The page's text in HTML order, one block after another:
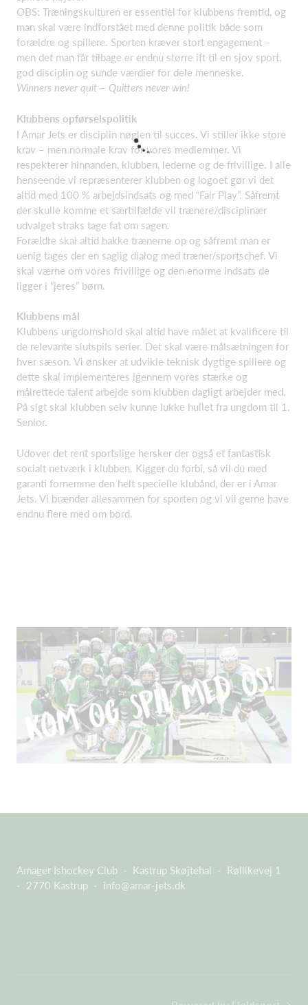
OBS: Træningskulturen er essentiel for klubbens fremtid, og
man skal være indforstået med denne politik både som
forældre og spillere. Sporten kræver stort engagement –
men det man får tilbage er endnu større ift til en sjov sport,
god disciplin og sunde værdier for dele menneske.
Winners never quit – Quitters never win!
Klubbens opførselspolitik
I Amar Jets er disciplin nøglen til succes. Vi stiller ikke store
krav – men normale krav for vores medlemmer. Vi
respekterer hinnanden, klubben, lederne og de frivillige. I alle
henseende vi repræsenterer klubben og logoet gør vi det
altid med 100 % arbejdsindsats og med “Fair Play”. Såfremt
der skulle komme et særtilfælde vil trænere/disciplinær
udvalget straks tage fat om sagen.
Forældre skal altid bakke trænerne op og såfremt man er
uenig tages der en saglig dialog med træner/sportschef. Vi
skal værne om vores frivillige og den enorme indsats de
ligger i “jeres” børn.
Klubbens mål
Klubbens ungdomshold skal altid have målet at kvalificere til
de relevante slutspils serier. Det skal være målsætningen for
hver sæson. Vi ønsker at udvikle teknisk dygtige spillere og
dette skal implementeres igennem vores stærke og
målrettede talent arbejde som klubben dagligt arbejder med.
På sigt skal klubben selv kunne lukke hullet fra ungdom til 1.
Senior.
Udover det rent sportslige hersker der også et fantastisk
socialt netværk i klubben. Kigger du forbi, så vil du med
garanti fornemme den helt specielle klubånd, der er i Amar
Jets. Vi brænder allesammen for sporten og vi vil gerne have
endnu flere med om bord.
Amager Ishockey Club - Kastrup Skøjtehal - Røllikevej 1
- 2770 Kastrup - info@amar-jets.dk